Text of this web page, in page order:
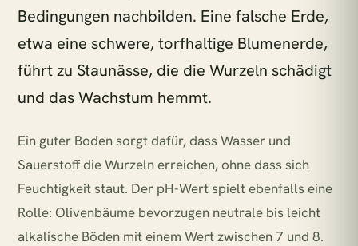
Bedingungen nachbilden. Eine falsche Erde,
etwa eine schwere, torfhaltige Blumenerde,
führt zu Staunässe, die die Wurzeln schädigt
und das Wachstum hemmt.
Ein guter Boden sorgt dafür, dass Wasser und
Sauerstoff die Wurzeln erreichen, ohne dass sich
Feuchtigkeit staut. Der pH-Wert spielt ebenfalls eine
Rolle: Olivenbäume bevorzugen neutrale bis leicht
alkalische Böden mit einem Wert zwischen 7 und 8.